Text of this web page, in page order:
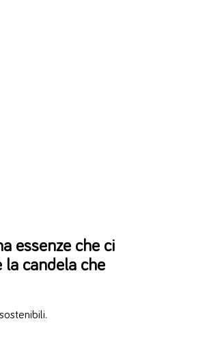
essenze che ci
candela che